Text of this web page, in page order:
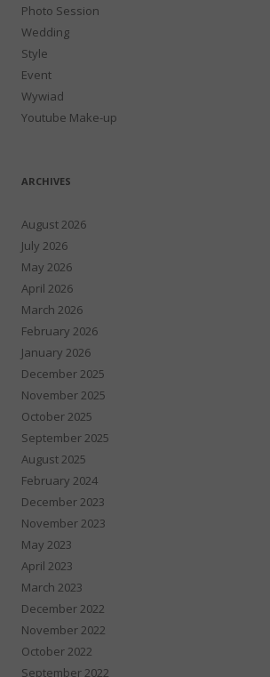
Photo Session
Wedding
Style
Event
Wywiad
Youtube Make-up
ARCHIVES
August 2026
July 2026
May 2026
April 2026
March 2026
February 2026
January 2026
December 2025
November 2025
October 2025
September 2025
August 2025
February 2024
December 2023
November 2023
May 2023
April 2023
March 2023
December 2022
November 2022
October 2022
September 2022